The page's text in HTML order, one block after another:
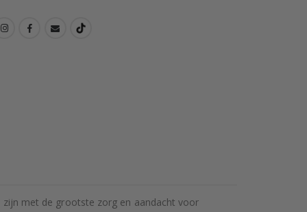
met de grootste zorg en aandacht voor